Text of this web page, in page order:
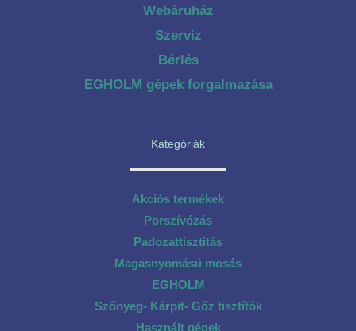
Webáruház
Szerviz
Bérlés
EGHOLM gépek forgalmazása
Kategóriák
Akciós termékek
Porszívózás
Padozattisztítás
Magasnyomású mosás
EGHOLM
Szőnyeg- Kárpit- Gőz tisztítók
Használt gépek